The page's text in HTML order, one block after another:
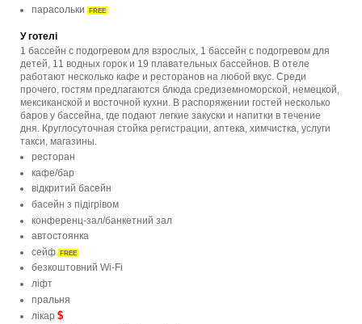
парасольки FREE
У готелі
1 бассейн с подогревом для взрослых, 1 бассейн с подогревом для
детей, 11 водных горок и 19 плавательных бассейнов. В отеле
работают несколько кафе и ресторанов на любой вкус. Среди
прочего, гостям предлагаются блюда средиземноморской, немецкой,
мексиканской и восточной кухни. В распоряжении гостей несколько
баров у бассейна, где подают легкие закуски и напитки в течение
дня. Круглосуточная стойка регистрации, аптека, химчистка, услуги
такси, магазины.
ресторан
кафе/бар
відкритий басейн
басейн з підігрівом
конференц-зал/банкетний зал
автостоянка
сейф FREE
безкоштовний Wi-Fi
ліфт
пральня
лікар $